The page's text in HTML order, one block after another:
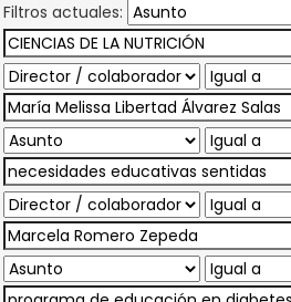
Filtros actuales: